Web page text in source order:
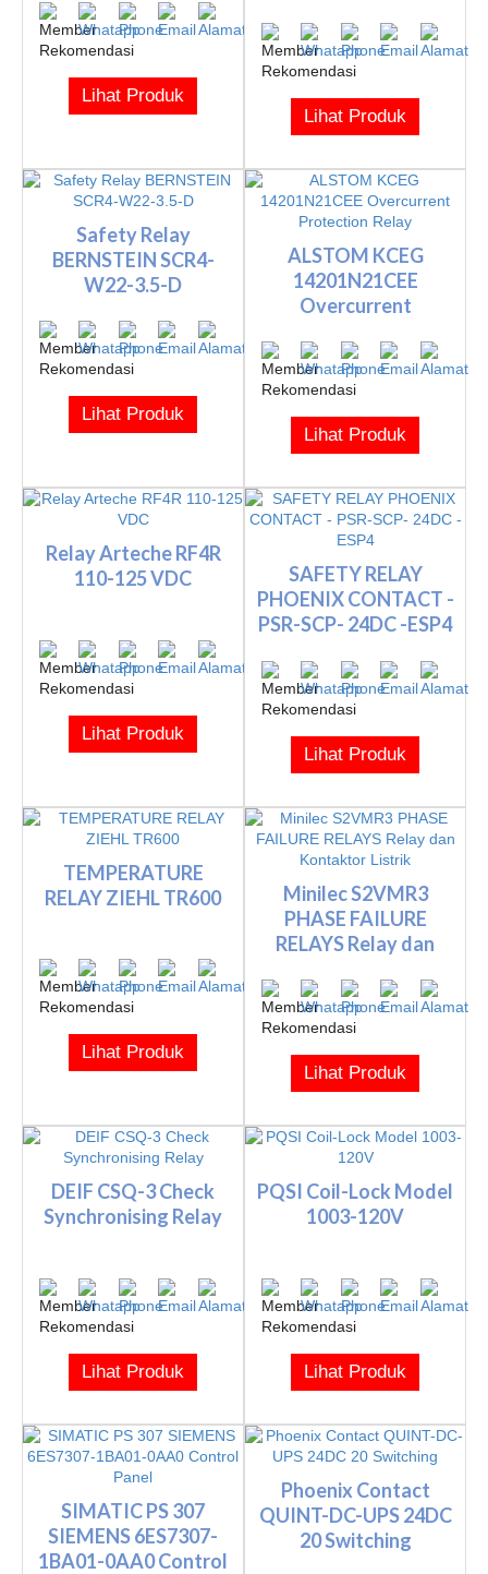
Lihat Produk
Lihat Produk
Safety Relay
BERNSTEIN SCR4-
W22-3.5-D
Lihat Produk
ALSTOM KCEG
14201N21CEE
Overcurrent
Lihat Produk
Relay Arteche RF4R
110-125 VDC
Lihat Produk
SAFETY RELAY
PHOENIX CONTACT -
PSR-SCP- 24DC -ESP4
Lihat Produk
TEMPERATURE
RELAY ZIEHL TR600
Lihat Produk
Minilec S2VMR3
PHASE FAILURE
RELAYS Relay dan
Lihat Produk
DEIF CSQ-3 Check
Synchronising Relay
Lihat Produk
PQSI Coil-Lock Model
1003-120V
Lihat Produk
SIMATIC PS 307
SIEMENS 6ES7307-
1BA01-0AA0 Control
Phoenix Contact
QUINT-DC-UPS 24DC
20 Switching